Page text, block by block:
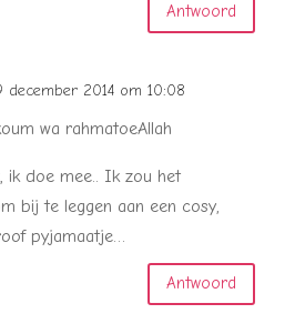
Antwoord
december 2014 om 10:08
wa rahmatoeAllah
ik doe mee.. Ik zou het
bij te leggen aan een cosy,
pyjamaatje…
Antwoord